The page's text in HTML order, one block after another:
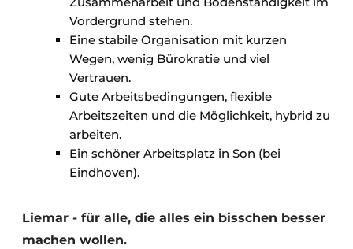
Vordergrund stehen.
Eine stabile Organisation mit kurzen
Wegen, wenig Bürokratie und viel
Vertrauen.
Gute Arbeitsbedingungen, flexible
Arbeitszeiten und die Möglichkeit, hybrid zu
arbeiten.
Ein schöner Arbeitsplatz in Son (bei
Eindhoven).
Liemar - für alle, die alles ein bisschen besser
machen wollen.